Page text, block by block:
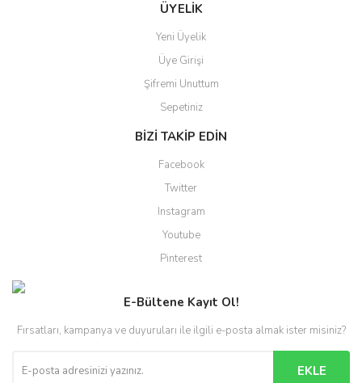
ÜYELİK
Yeni Üyelik
Üye Girişi
Şifremi Unuttum
Sepetiniz
BİZİ TAKİP EDİN
Facebook
Twitter
Instagram
Youtube
Pinterest
E-Bültene Kayıt Ol!
Fırsatları, kampanya ve duyuruları ile ilgili e-posta almak ister misiniz?
EKLE